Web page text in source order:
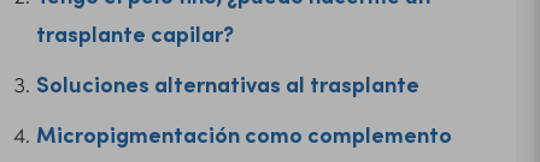
trasplante capilar?
Soluciones alternativas al trasplante
Micropigmentación como complemento